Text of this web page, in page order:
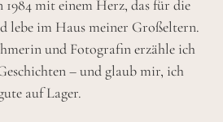
mit einem Herz, das für die
lebe im Haus meiner Großeltern.
und Fotografin erzähle ich
– und glaub mir, ich
auf Lager.